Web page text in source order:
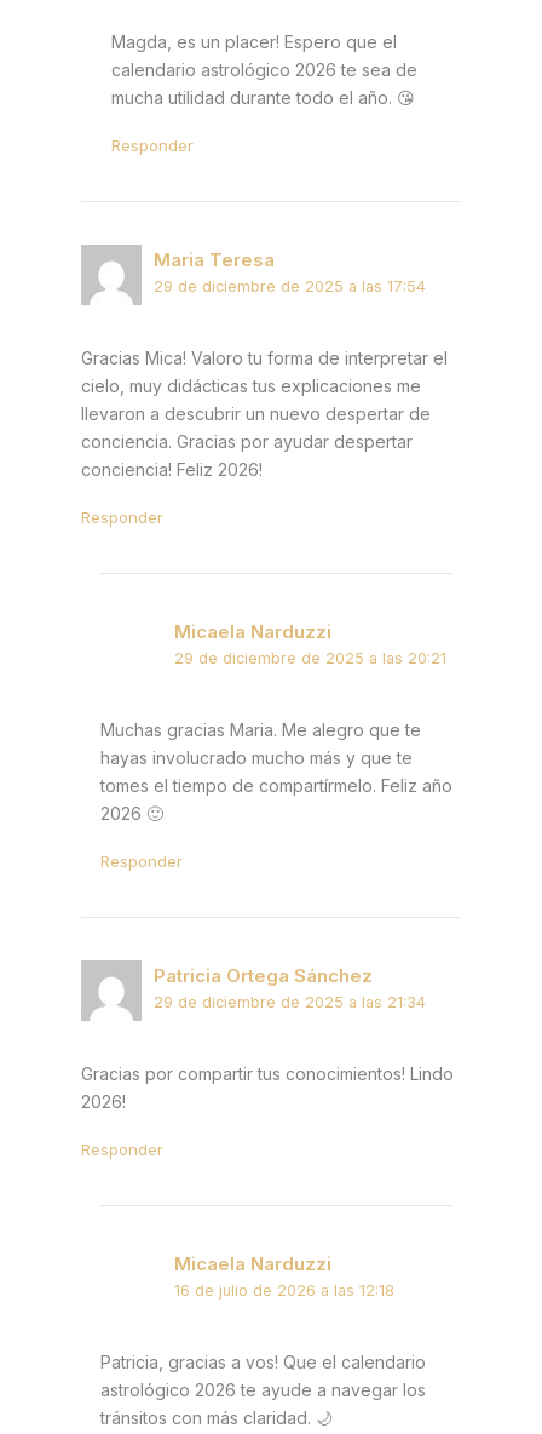
Magda, es un placer! Espero que el
calendario astrológico 2026 te sea de
mucha utilidad durante todo el año. 😘
Responder
Maria Teresa
29 de diciembre de 2025 a las 17:54
Gracias Mica! Valoro tu forma de interpretar el
cielo, muy didácticas tus explicaciones me
llevaron a descubrir un nuevo despertar de
conciencia. Gracias por ayudar despertar
conciencia! Feliz 2026!
Responder
Micaela Narduzzi
29 de diciembre de 2025 a las 20:21
Muchas gracias Maria. Me alegro que te
hayas involucrado mucho más y que te
tomes el tiempo de compartírmelo. Feliz año
2026 🙂
Responder
Patricia Ortega Sánchez
29 de diciembre de 2025 a las 21:34
Gracias por compartir tus conocimientos! Lindo
2026!
Responder
Micaela Narduzzi
16 de julio de 2026 a las 12:18
Patricia, gracias a vos! Que el calendario
astrológico 2026 te ayude a navegar los
tránsitos con más claridad. 🌙